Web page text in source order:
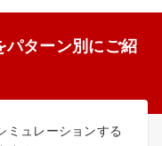
パターン別にご紹
ミュレーションする